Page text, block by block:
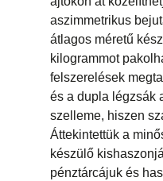
aszimmetrikus
átlagos méretű
kilogrammot
felszerelések
és a dupla légzsák
szelleme, hiszen
Áttekintettük a
készülő
pénztárcájuk és